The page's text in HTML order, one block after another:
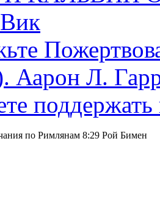
Аарон Л.
по Римлянам 8:29 Рой Бимен